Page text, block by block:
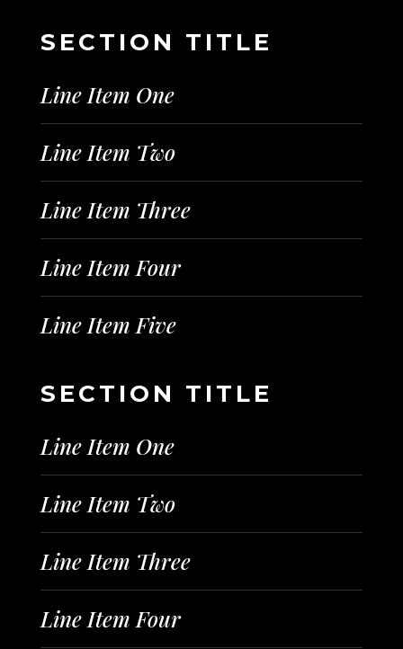
SECTION TITLE
Line Item One
Line Item Two
Line Item Three
Line Item Four
Line Item Five
SECTION TITLE
Line Item One
Line Item Two
Line Item Three
Line Item Four